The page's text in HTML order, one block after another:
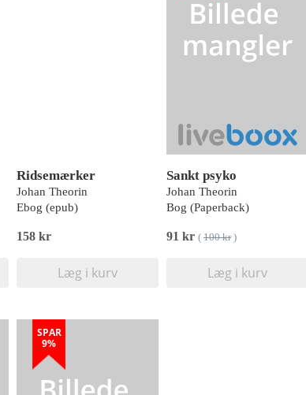
Ridsemærker
Johan Theorin
Ebog (epub)
158 kr
Læg i kurv
Sankt psyko
Johan Theorin
Bog (Paperback)
91 kr ( 100 kr)
Læg i kurv
SPAR
9%